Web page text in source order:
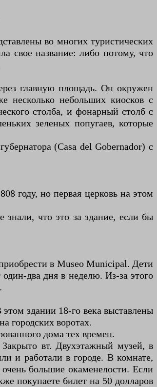
во многих туристических
свое название: либо потому, что
главную площадь. Он окружен
несколько небольших киосков с
столба, и фонарный столб с
зеленых попугаев, которые
(Casa del Gobernador) с
году, но первая церковь на этом
что это за здание, если бы
в Museo Municipal. Дети
два дня в неделю. Из-за этого
здании 18-го века выставлены
городских воротах.
дома тех времен.
вт. Двухэтажный музей, в
и работали в городе. В комнате,
большие окаменелости. Если
покупаете билет на 50 долларов